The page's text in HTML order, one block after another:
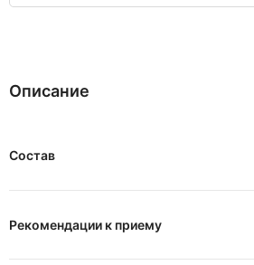
Описание
Состав
Рекомендации к приему